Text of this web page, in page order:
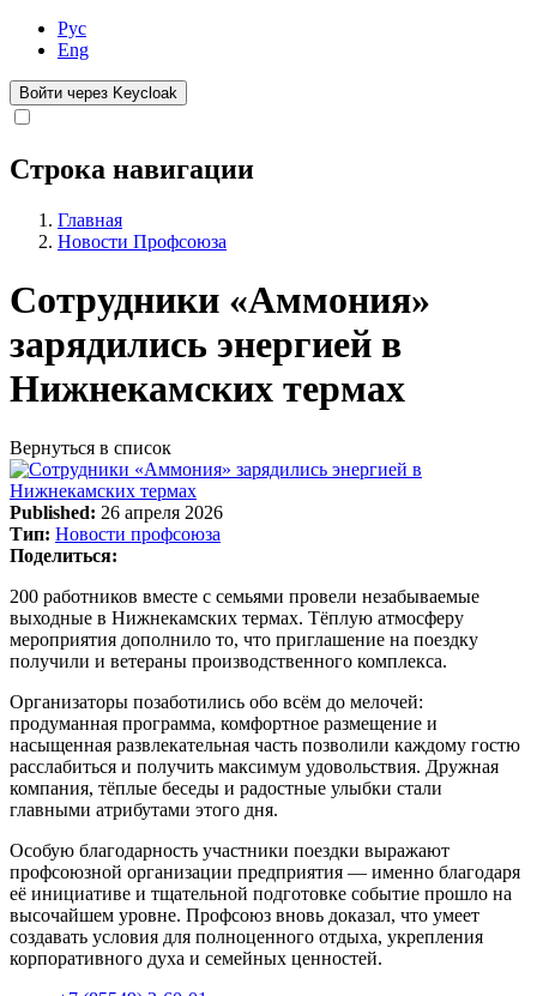
Рус
Eng
Войти через Keycloak
Строка навигации
Главная
Новости Профсоюза
Сотрудники «Аммония»
зарядились энергией в
Нижнекамских термах
Вернуться в список
Published: 26 апреля 2026
Тип: Новости профсоюза
Поделиться:
200 работников вместе с семьями провели незабываемые
выходные в Нижнекамских термах. Тёплую атмосферу
мероприятия дополнило то, что приглашение на поездку
получили и ветераны производственного комплекса.
Организаторы позаботились обо всём до мелочей:
продуманная программа, комфортное размещение и
насыщенная развлекательная часть позволили каждому гостю
расслабиться и получить максимум удовольствия. Дружная
компания, тёплые беседы и радостные улыбки стали
главными атрибутами этого дня.
Особую благодарность участники поездки выражают
профсоюзной организации предприятия — именно благодаря
её инициативе и тщательной подготовке событие прошло на
высочайшем уровне. Профсоюз вновь доказал, что умеет
создавать условия для полноценного отдыха, укрепления
корпоративного духа и семейных ценностей.